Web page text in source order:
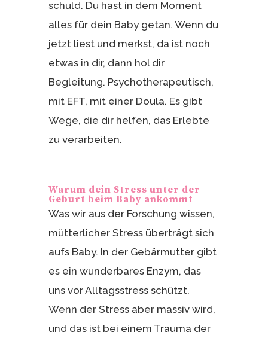
schuld. Du hast in dem Moment
alles für dein Baby getan. Wenn du
jetzt liest und merkst, da ist noch
etwas in dir, dann hol dir
Begleitung. Psychotherapeutisch,
mit EFT, mit einer Doula. Es gibt
Wege, die dir helfen, das Erlebte
zu verarbeiten.
Warum dein Stress unter der
Geburt beim Baby ankommt
Was wir aus der Forschung wissen,
mütterlicher Stress überträgt sich
aufs Baby. In der Gebärmutter gibt
es ein wunderbares Enzym, das
uns vor Alltagsstress schützt.
Wenn der Stress aber massiv wird,
und das ist bei einem Trauma der